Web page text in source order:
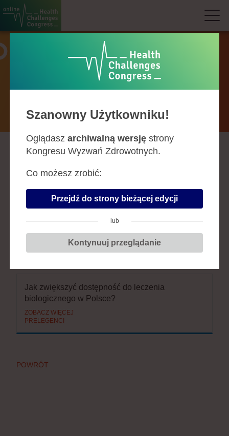
Prelegenci
B C D F G H J K L Ł
IWONA KASPRZAK
dyrektor, Departament Gospodarki
Lekami, Narodowy Fundusz Zdrowia
BIERZE UDZIAŁ W SESJACH:
Jak zwiększyć dostępność do leczenia
biologicznego w Polsce?
ZOBACZ WIĘCEJ
PRELEGENCI
POWRÓT
Szanowny Użytkowniku!
Oglądasz archiwalną wersję strony
Kongresu Wyzwań Zdrowotnych.
Co możesz zrobić:
Przejdź do strony bieżącej edycji
lub
Kontynuuj przeglądanie